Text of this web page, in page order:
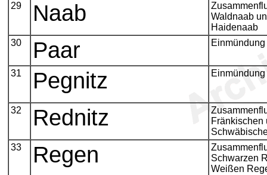
29 Naab
Waldnaab
Haidenaab
30
Paar
31 Pegnitz
32 Rednitz
Fränkischen
33
Regen
Schwarzen
Weißen